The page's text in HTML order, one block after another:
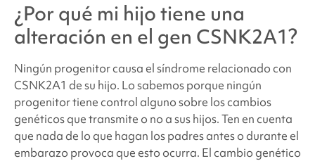
¿Por qué mi hijo tiene una
alteración en el gen CSNK2A1?
Ningún progenitor causa elsíndrome relacionado con
CSNK2A1 de su hijo. Lo sabemos porque ningún
progenitor tiene control alguno sobre los cambios
genéticos que transmite o no a sus hijos. Ten en cuenta
que nada de lo que hagan los padres antes o durante el
embarazo provoca que esto ocurra. El cambio genético